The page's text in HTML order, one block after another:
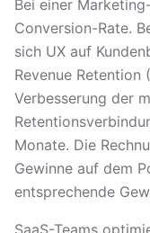
Bei einer
Conversion-Rate.
sich UX auf
Revenue Retention
Verbesserung der
Monate. Die
Gewinne auf dem
entsprechende
SaaS-Teams